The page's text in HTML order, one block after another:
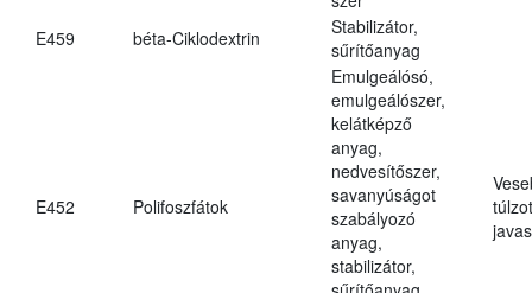
E459
béta-Ciklodextrin
Stabilizátor,
sűrítőanyag
E452 Polifoszfátok
Emulgeálósó,
emulgeálószer,
kelátképző
anyag,
nedvesítőszer,
savanyúságot
szabályozó
anyag,
stabilizátor,